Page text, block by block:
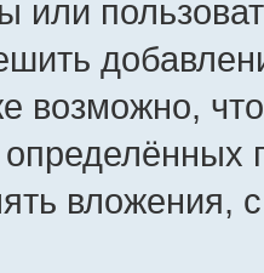
или
возможно,
вложения,